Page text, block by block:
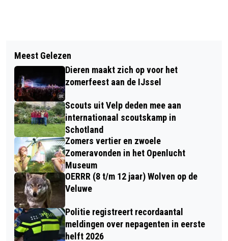
DE ONDERNEMERSACTIE WAS
OVERWELDIGEND
BENEFIETVERKOOP
ONDERWATERFOTO'S WILLEM
KOLVOORT
Meest Gelezen
Dieren maakt zich op voor het
zomerfeest aan de IJssel
Scouts uit Velp deden mee aan
internationaal scoutskamp in
Schotland
Zomers vertier en zwoele
Zomeravonden in het Openlucht
Museum
OERRR (8 t/m 12 jaar) Wolven op de
Veluwe
Politie registreert recordaantal
meldingen over nepagenten in eerste
helft 2026